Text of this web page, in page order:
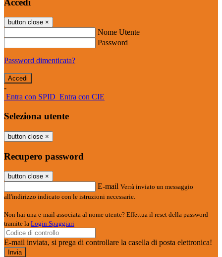
Accedi
button close ×
Nome Utente
Password
Password dimenticata?
-
Entra con SPID Entra con CIE
Seleziona utente
button close ×
Recupero password
button close ×
E-mail Verrà inviato un messaggio
all'indirizzo indicato con le istruzioni necessarie.
Non hai una e-mail associata al nome utente? Effettua il reset della password
tramite la Login Spaggiari
E-mail inviata, si prega di controllare la casella di posta elettronica!